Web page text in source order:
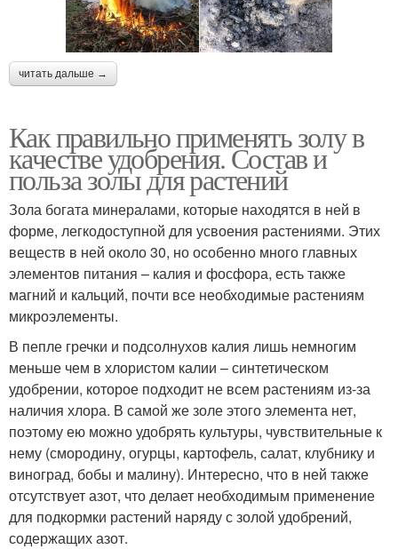
читать дальше →
Как правильно применять золу в
качестве удобрения. Состав и
польза золы для растений
Зола богата минералами, которые находятся в ней в
форме, легкодоступной для усвоения растениями. Этих
веществ в ней около 30, но особенно много главных
элементов питания – калия и фосфора, есть также
магний и кальций, почти все необходимые растениям
микроэлементы.
В пепле гречки и подсолнухов калия лишь немногим
меньше чем в хлористом калии – синтетическом
удобрении, которое подходит не всем растениям из-за
наличия хлора. В самой же золе этого элемента нет,
поэтому ею можно удобрять культуры, чувствительные к
нему (смородину, огурцы, картофель, салат, клубнику и
виноград, бобы и малину). Интересно, что в ней также
отсутствует азот, что делает необходимым применение
для подкормки растений наряду с золой удобрений,
содержащих азот.